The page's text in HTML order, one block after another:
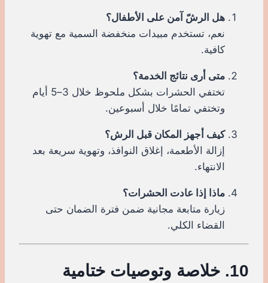
هل الرشّ آمن على الأطفال؟
نعم، تستخدم مبيدات منخفضة السمية مع تهوية
كافية.
متى أرى نتائج الخدمة؟
تختفي الحشرات بشكل ملحوظ خلال 3–5 أيام
وتختفي تمامًا خلال أسبوعين.
كيف أجهز المكان قبل الرش؟
إزالة الأطعمة، إغلاق النوافذ، وتهوية سريعة بعد
الانتهاء.
ماذا إذا عادت الحشرات؟
زيارة متابعة مجانية ضمن فترة الضمان حتى
القضاء الكلي.
10. خلاصة وتوصيات ختامية